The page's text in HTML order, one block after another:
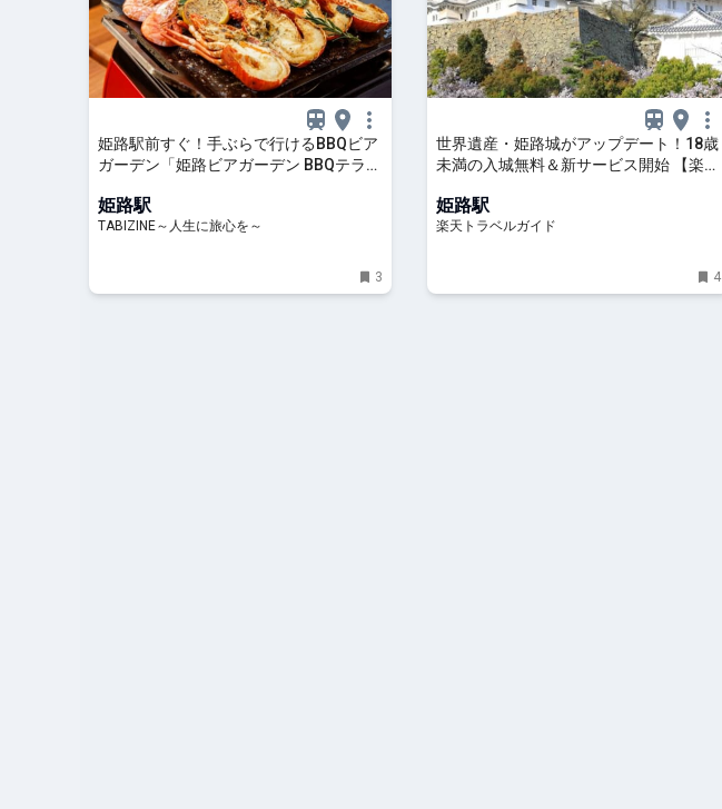
姫路駅前すぐ！手ぶらで行けるBBQビア
ガーデン「姫路ビアガーデン BBQテラ
を～
姫路駅
TABIZINE～人生に旅心を～
3
世界遺産・姫路城がアップデート！18歳
未満の入城無料＆新サービス開始 【楽天
姫路駅
楽天トラベルガイド
4